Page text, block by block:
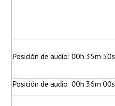
Posición de audio: 00h 35m 50s
Posición de audio: 00h 36m 00s